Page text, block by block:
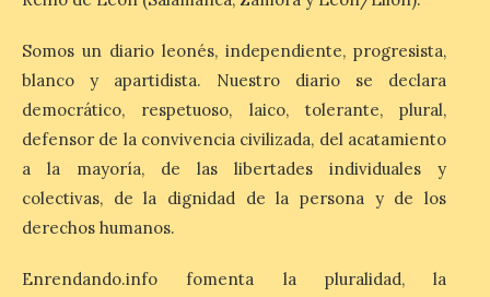
refuerza la conectividad internacional de
la […]
La Feria del Motor abre
sus puertas en el Colegio
Nuestra Señora del
Carmen de La Bañeza
Somos un diario leonés, independiente, progresista,
blanco y apartidista. Nuestro diario se declara
democrático, respetuoso, laico, tolerante, plural,
defensor de la convivencia civilizada, del acatamiento
a la mayoría, de las libertades individuales y
colectivas, de la dignidad de la persona y de los
derechos humanos.
Enrendando.info fomenta la pluralidad, la